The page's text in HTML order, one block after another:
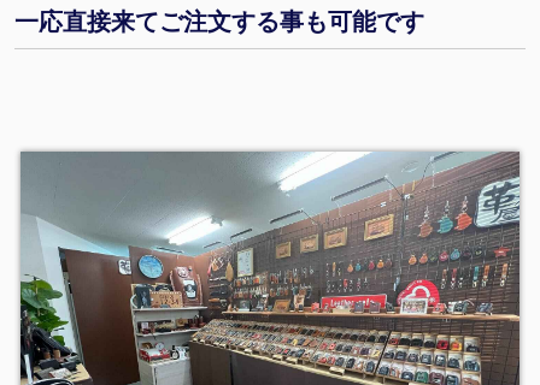
一応直接来てご注文する事も可能です